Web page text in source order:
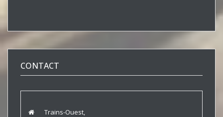
CONTACT
Trains-Ouest,